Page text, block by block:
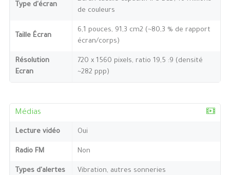
Type d'écran
de couleurs
Taille Écran
6,1 pouces, 91,3 cm2 (~80,3 % de rapport
écran/corps)
Résolution
Ecran
720 x 1560 pixels, ratio 19,5 :9 (densité
~282 ppp)
Médias
Lecture vidéo Oui
Radio FM Non
Types d'alertes Vibration, autres sonneries